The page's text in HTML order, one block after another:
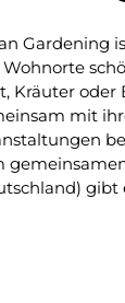
Gardening
Kräuter oder
mit
gibt